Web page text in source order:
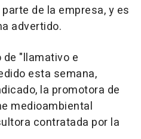
de la empresa, y es
advertido.
"llamativo e
esta semana,
la promotora de
medioambiental
contratada por la